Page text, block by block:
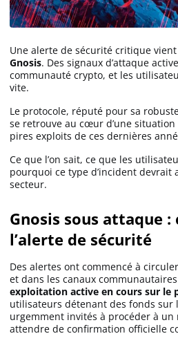
Une alerte de sécurité critique vient
Gnosis. Des signaux d’attaque
communauté crypto, et les
vite.
Le protocole, réputé pour sa
se retrouve au cœur d’une
pires exploits de ces dernières
Ce que l’on sait, ce que les
pourquoi ce type d’incident devrait
secteur.
Gnosis sous attaque :
l’alerte de sécurité
Des alertes ont commencé à
et dans les canaux
exploitation active en cours sur le
utilisateurs détenant des fonds sur
urgemment invités à procéder à
attendre de confirmation officielle